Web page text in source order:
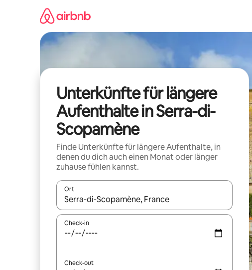
Unterkünfte für längere
Aufenthalte in Serra-di-
Scopamène
Finde Unterkünfte für längere Aufenthalte, in
denen du dich auch einen Monat oder länger
zuhause fühlen kannst.
Ort
Wenn Ergebnisse verfügbar sind, navigiere mit den
Check-in
Check-out